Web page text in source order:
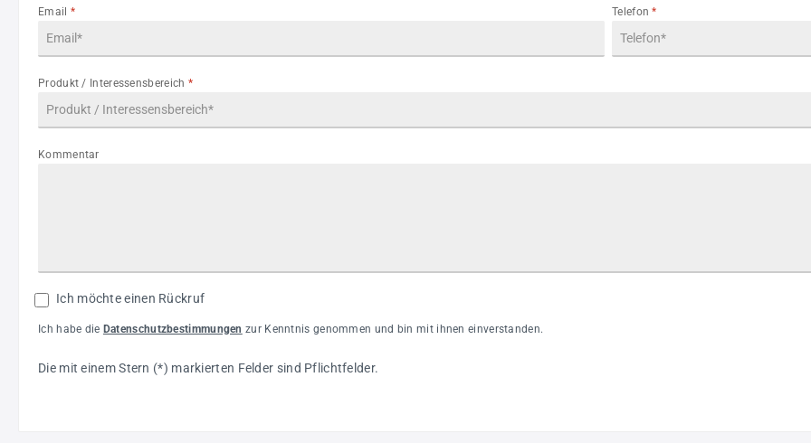
Email * Telefon*
Produkt / Interessensbereich *
Kommentar
Ich möchte einen Rückruf
Ich habe die Datenschutzbestimmungen zur Kenntnis genommen und bin mit ihnen einverstanden.
Die mit einem Stern (*) markierten Felder sind Pflichtfelder.